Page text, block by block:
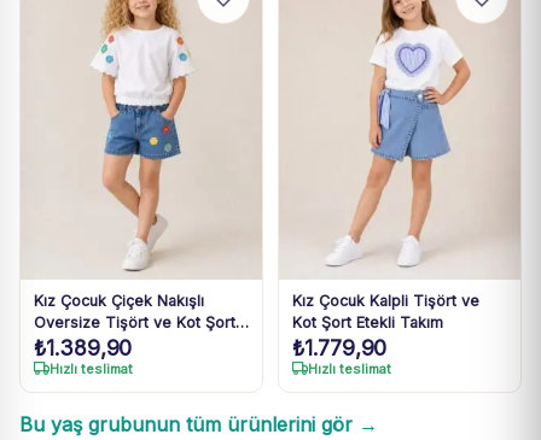
Kız Çocuk Çiçek Nakışlı
Oversize Tişört ve Kot Şort
Takım
₺1.389,90
Hızlı teslimat
Kız Çocuk Kalpli Tişört ve
Kot Şort Etekli Takım
₺1.779,90
Hızlı teslimat
Bu yaş grubunun tüm ürünlerini gör →